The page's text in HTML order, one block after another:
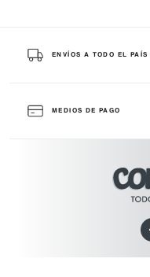
ENVÍOS A TODO EL PAÍS
MEDIOS DE PAGO